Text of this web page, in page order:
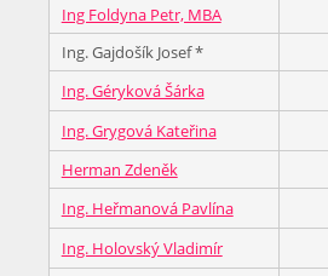
Ing Foldyna Petr, MBA
Ing. Gajdošík Josef *
Ing. Géryková Šárka
Ing. Grygová Kateřina
Herman Zdeněk
Ing. Heřmanová Pavlína
Ing. Holovský Vladimír